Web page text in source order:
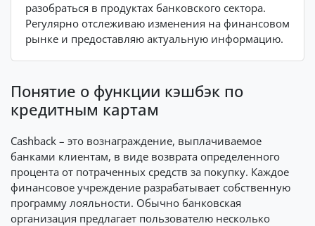
разобраться в продуктах банковского сектора.
Регулярно отслеживаю изменения на финансовом
рынке и предоставляю актуальную информацию.
Понятие о функции кэшбэк по
кредитным картам
Cashback – это вознаграждение, выплачиваемое
банками клиентам, в виде возврата определенного
процента от потраченных средств за покупку. Каждое
финансовое учреждение разрабатывает собственную
программу лояльности. Обычно банковская
организация предлагает пользователю несколько